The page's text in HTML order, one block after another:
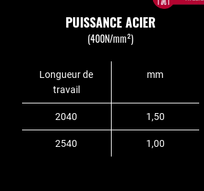
PUISSANCE ACIER
(400N/mm²)
Longueur de
travail
mm
2040 1,50
2540 1,00